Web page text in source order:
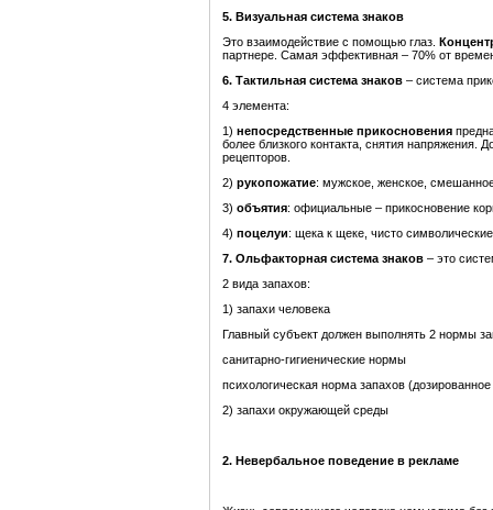
5. Визуальная система знаков
Это взаимодействие с помощью глаз.
партнере. Самая эффективная – 70% от
6. Тактильная система знаков – система
4 элемента:
1) непосредственные прикосновения
более близкого контакта, снятия напряжения.
рецепторов.
2) рукопожатие: мужское, женское,
3) объятия: официальные – прикосновение
4) поцелуи: щека к щеке, чисто символические
7. Ольфакторная система знаков – это
2 вида запахов:
1) запахи человека
Главный субъект должен выполнять 2 нормы
санитарно-гигиенические нормы
психологическая норма запахов
2) запахи окружающей среды
2. Невербальное поведение в рекламе